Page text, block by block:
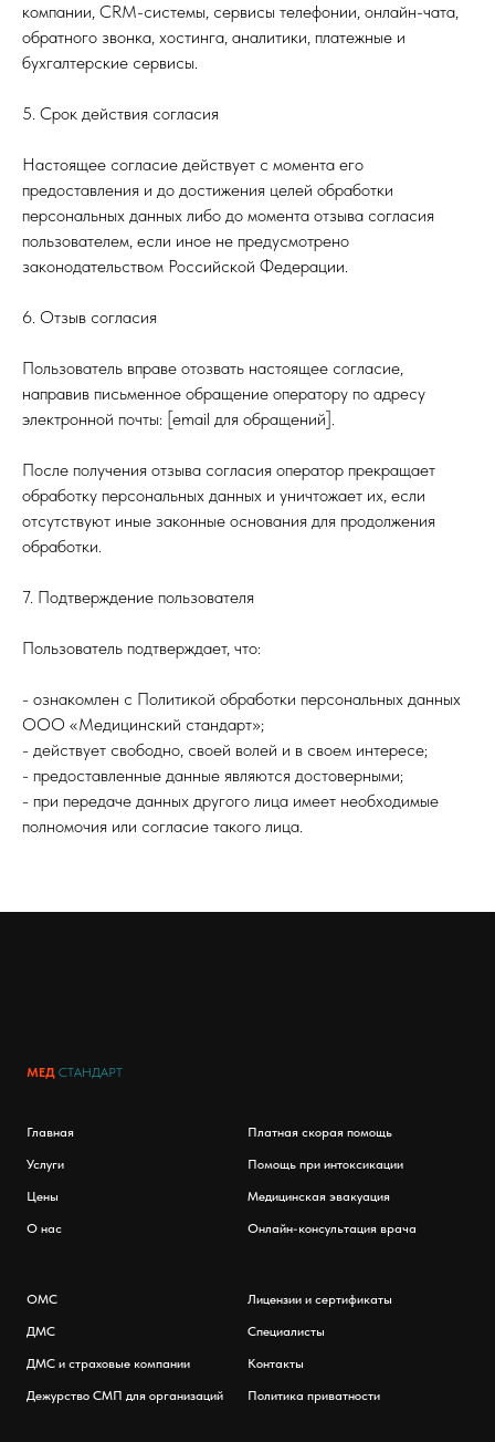
компании, CRM-системы, сервисы телефонии, онлайн-чата,
обратного звонка, хостинга, аналитики, платежные и
бухгалтерские сервисы.
5. Срок действия согласия
Настоящее согласие действует с момента его
предоставления и до достижения целей обработки
персональных данных либо до момента отзыва согласия
пользователем, если иное не предусмотрено
законодательством Российской Федерации.
6. Отзыв согласия
Пользователь вправе отозвать настоящее согласие,
направив письменное обращение оператору по адресу
электронной почты: [email для обращений].
После получения отзыва согласия оператор прекращает
обработку персональных данных и уничтожает их, если
отсутствуют иные законные основания для продолжения
обработки.
7. Подтверждение пользователя
Пользователь подтверждает, что:
- ознакомлен с Политикой обработки персональных данных
ООО «Медицинский стандарт»;
- действует свободно, своей волей и в своем интересе;
- предоставленные данные являются достоверными;
- при передаче данных другого лица имеет необходимые
полномочия или согласие такого лица.
МЕД СТАНДАРТ
Главная
Услуги
Цены
О нас
Платная скорая помощь
Помощь при интоксикации
Медицинская эвакуация
Онлайн-консультация врача
ОМС
ДМС
ДМС и страховые компании
Дежурство СМП для организаций
Лицензии и сертификаты
Специалисты
Контакты
Политика приватности